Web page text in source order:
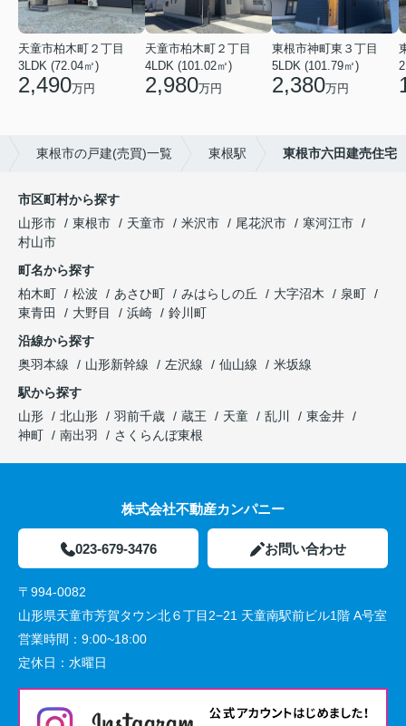
天童市柏木町２丁目
3LDK (72.04㎡)
2,490万円
天童市柏木町２丁目
4LDK (101.02㎡)
2,980万円
東根市神町東３丁目
5LDK (101.79㎡)
2,380万円
東根市の戸建(売買)一覧 東根駅 東根市六田建売住宅
市区町村から探す
山形市
東根市 天童市 米沢市 尾花沢市
寒河江市
村山市
町名から探す
柏木町
松波 あさひ町 みはらしの丘 大字沼木
泉町
東青田
大野目 浜崎
鈴川町
沿線から探す
奥羽本線
山形新幹線 左沢線 仙山線
米坂線
駅から探す
山形
北山形 羽前千歳 蔵王 天童 乱川
東金井
神町
南出羽 さくらんぼ東根
株式会社不動産カンパニー
023-679-3476 お問い合わせ
〒994-0082
山形県天童市芳賀タウン北６丁目2−21 天童南駅前ビル1階 A号室
営業時間： 9:00~18:00
定休日： 水曜日